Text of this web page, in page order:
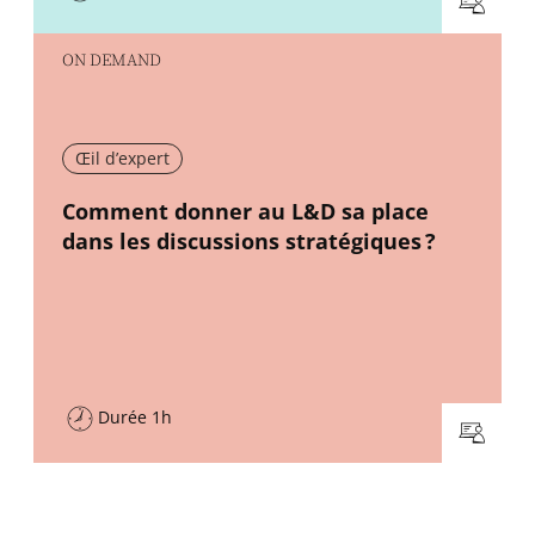
ON DEMAND
Œil d’expert
New window
Comment donner au L&D sa place
dans les discussions stratégiques ?
Durée 1h